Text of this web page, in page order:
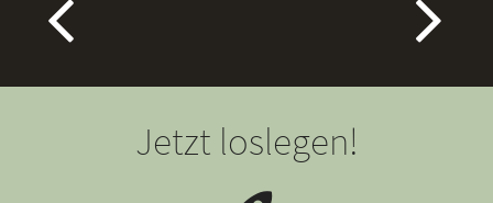
Jetzt loslegen!